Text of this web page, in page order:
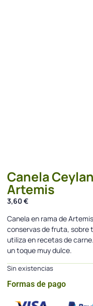
Canela
Artemis
3,60€
Canela en rama de
conservas de fruta, sobre
utiliza en recetas de
un toque muy dulce.
Sin existencias
Formas de pago